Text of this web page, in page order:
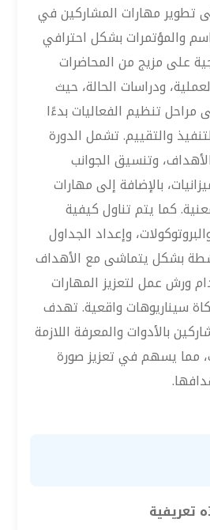
تطوير مهارات المشاركين في
والمؤتمرات بشكل احترافي
على مزيج من المحاضرات
ودراسات الحالة، حيث
تنظيم الفعاليات بدءًا
والتقييم. تشمل الدورة
وتنسيق الجوانب
بالإضافة إلى مهارات
كما يتم تناول كيفية
وإعداد الجداول
بشكل يتماشى مع الأهداف
ورش عمل لتعزيز المهارات
سيناريوهات واقعية. تهدف
بالأدوات والمعرفة اللازمة
مما يسهم في تعزيز صورة
تعريفية